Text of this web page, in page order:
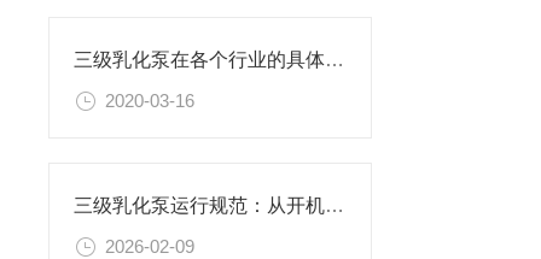
三级乳化泵在各个行业的具体应用
2020-03-16
三级乳化泵运行规范：从开机准备、流量调节到停机养护
2026-02-09